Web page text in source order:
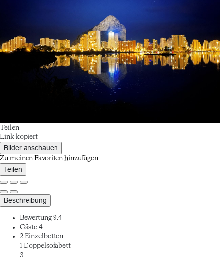
Teilen
Link kopiert
Bilder anschauen
Zu meinen Favoriten hinzufügen
Teilen
Beschreibung
Bewertung 9.4
Gäste 4
2 Einzelbetten
1 Doppelsofabett
3